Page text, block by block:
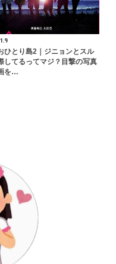
ひとり島2｜ジニョンとスル
してるってマジ？目撃の写真
を…